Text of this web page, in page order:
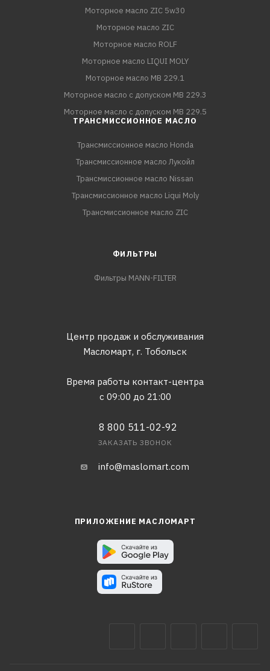
Моторное масло ZIC 5w30
Моторное масло ZIC
Моторное масло ROLF
Моторное масло LIQUI MOLY
Моторное масло MB 229.1
Моторное масло с допуском MB 229.3
Моторное масло с допуском MB 229.5
ТРАНСМИССИОННОЕ МАСЛО
Трансмиссионное масло Honda
Трансмиссионное масло Лукойл
Трансмиссионное масло Nissan
Трансмиссионное масло Liqui Moly
Трансмиссионное масло ZIC
ФИЛЬТРЫ
Фильтры MANN-FILTER
Центр продаж и обслуживания
Масломарт, г. Тобольск
Время работы контакт-центра
с 09:00 до 21:00
8 800 511-02-92
ЗАКАЗАТЬ ЗВОНОК
info@maslomart.com
ПРИЛОЖЕНИЕ МАСЛОМАРТ